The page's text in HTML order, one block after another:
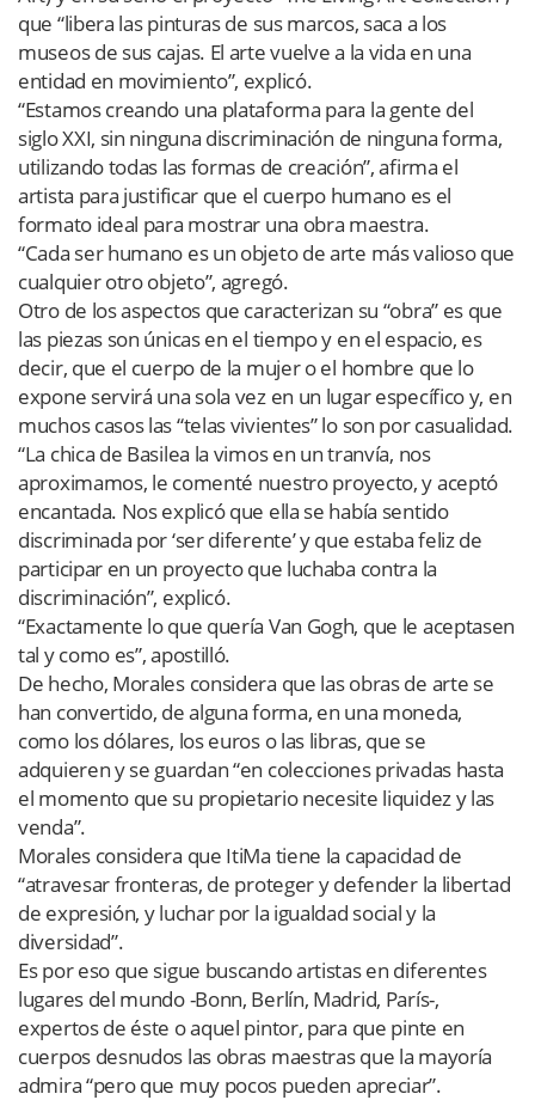
que “libera las pinturas de sus marcos, saca a los
museos de sus cajas. El arte vuelve a la vida en una
entidad en movimiento”, explicó.
“Estamos creando una plataforma para la gente del
siglo XXI, sin ninguna discriminación de ninguna forma,
utilizando todas las formas de creación”, afirma el
artista para justificar que el cuerpo humano es el
formato ideal para mostrar una obra maestra.
“Cada ser humano es un objeto de arte más valioso que
cualquier otro objeto”, agregó.
Otro de los aspectos que caracterizan su “obra” es que
las piezas son únicas en el tiempo y en el espacio, es
decir, que el cuerpo de la mujer o el hombre que lo
expone servirá una sola vez en un lugar específico y, en
muchos casos las “telas vivientes” lo son por casualidad.
“La chica de Basilea la vimos en un tranvía, nos
aproximamos, le comenté nuestro proyecto, y aceptó
encantada. Nos explicó que ella se había sentido
discriminada por ‘ser diferente’ y que estaba feliz de
participar en un proyecto que luchaba contra la
discriminación”, explicó.
“Exactamente lo que quería Van Gogh, que le aceptasen
tal y como es”, apostilló.
De hecho, Morales considera que las obras de arte se
han convertido, de alguna forma, en una moneda,
como los dólares, los euros o las libras, que se
adquieren y se guardan “en colecciones privadas hasta
el momento que su propietario necesite liquidez y las
venda”.
Morales considera que ItiMa tiene la capacidad de
“atravesar fronteras, de proteger y defender la libertad
de expresión, y luchar por la igualdad social y la
diversidad”.
Es por eso que sigue buscando artistas en diferentes
lugares del mundo -Bonn, Berlín, Madrid, París-,
expertos de éste o aquel pintor, para que pinte en
cuerpos desnudos las obras maestras que la mayoría
admira “pero que muy pocos pueden apreciar”.